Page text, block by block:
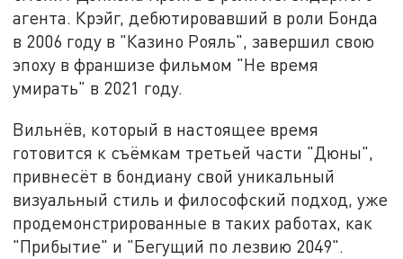
агента. Крэйг, дебютировавший в роли Бонда
в 2006 году в "Казино Рояль", завершил свою
эпоху в франшизе фильмом "Не время
умирать" в 2021 году.
Вильнёв, который в настоящее время
готовится к съёмкам третьей части "Дюны",
привнесёт в бондиану свой уникальный
визуальный стиль и философский подход, уже
продемонстрированные в таких работах, как
"Прибытие" и "Бегущий по лезвию 2049".